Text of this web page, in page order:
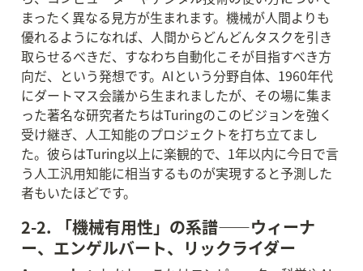
まったく異なる見方が生まれます。機械が人間よりも
優れるようになれば、人間からどんどんタスクを引き
取らせるべきだ、すなわち自動化こそが目指すべき方
向だ、という発想です。AIという分野自体、1960年代
にダートマス会議から生まれましたが、その場に集ま
った著名な研究者たちはTuringのこのビジョンを強く
受け継ぎ、人工知能のプロジェクトを打ち立てまし
た。彼らはTuring以上に楽観的で、1年以内に今日で言
う人工汎用知能に相当するものが実現すると予測した
者もいたほどです。
2-2. 「機械有用性」の系譜——ウィーナ
ー、エンゲルバート、リックライダー